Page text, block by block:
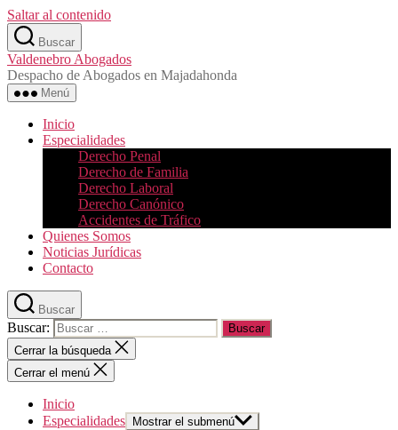
Saltar al contenido
Buscar
Valdenebro Abogados
Despacho de Abogados en Majadahonda
Menú
Inicio
Especialidades
Derecho Penal
Derecho de Familia
Derecho Laboral
Derecho Canónico
Accidentes de Tráfico
Quienes Somos
Noticias Jurídicas
Contacto
Buscar
Buscar:
Cerrar la búsqueda
Cerrar el menú
Inicio
Especialidades
Mostrar el submenú